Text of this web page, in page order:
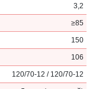
3,2
≥85
150
106
120/70-12 / 120/70-12